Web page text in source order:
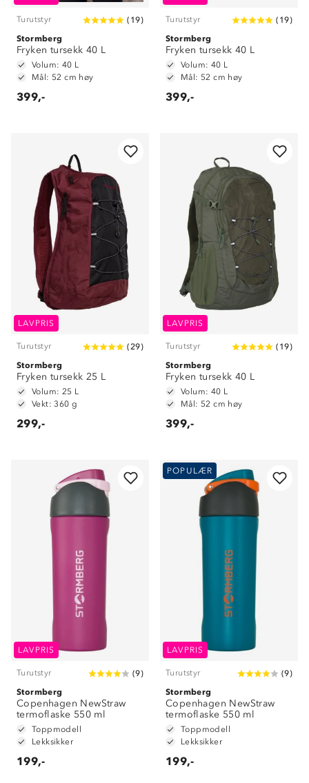
Turutstyr ( 19)
Stormberg
Fryken tursekk 40 L
Volum: 40 L
Mål: 52 cm høy
399,-
Turutstyr ( 19)
Stormberg
Fryken tursekk 40 L
Volum: 40 L
Mål: 52 cm høy
399,-
LAVPRIS
Turutstyr (29)
Stormberg
Fryken tursekk 25 L
Volum: 25 L
Vekt: 360 g
299,-
LAVPRIS
Turutstyr ( 19)
Stormberg
Fryken tursekk 40 L
Volum: 40 L
Mål: 52 cm høy
399,-
LAVPRIS
Turutstyr (9)
Stormberg
Copenhagen NewStraw
termoflaske 550 ml
Toppmodell
Lekksikker
199,-
POPULÆR
LAVPRIS
Turutstyr (9)
Stormberg
Copenhagen NewStraw
termoflaske 550 ml
Toppmodell
Lekksikker
199,-